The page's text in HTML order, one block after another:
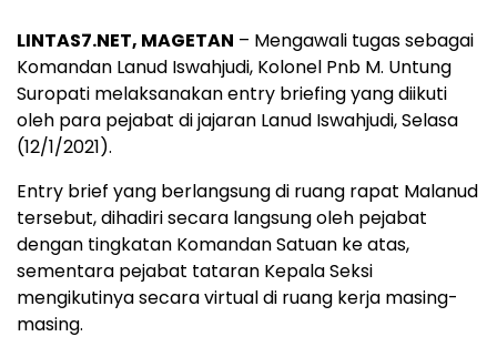
LINTAS7.NET, MAGETAN – Mengawali tugas sebagai
Komandan Lanud Iswahjudi, Kolonel Pnb M. Untung
Suropati melaksanakan entry briefing yang diikuti
oleh para pejabat di jajaran Lanud Iswahjudi, Selasa
(12/1/2021).
Entry brief yang berlangsung di ruang rapat Malanud
tersebut, dihadiri secara langsung oleh pejabat
dengan tingkatan Komandan Satuan ke atas,
sementara pejabat tataran Kepala Seksi
mengikutinya secara virtual di ruang kerja masing-
masing.